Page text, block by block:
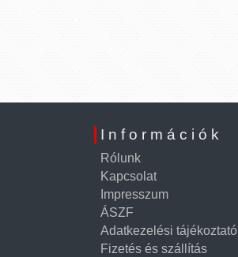
Információk
Rólunk
Kapcsolat
Impresszum
ÁSZF
Adatkezelési tájékoztató
Fizetés és szállítás